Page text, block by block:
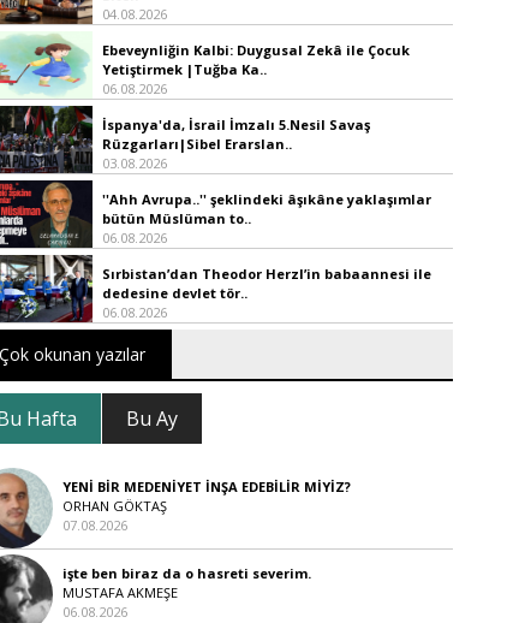
04.08.2026
Ebeveynliğin Kalbi: Duygusal Zekâ ile Çocuk
Yetiştirmek |Tuğba Ka..
06.08.2026
İspanya'da, İsrail İmzalı 5.Nesil Savaş
Rüzgarları|Sibel Erarslan..
03.08.2026
''Ahh Avrupa..'' şeklindeki âşıkâne yaklaşımlar
bütün Müslüman to..
06.08.2026
Sırbistan’dan Theodor Herzl’in babaannesi ile
dedesine devlet tör..
06.08.2026
Çok okunan yazılar
Hafta Bu Ay
YENİ BİR MEDENİYET İNŞA EDEBİLİR MİYİZ?
ORHAN GÖKTAŞ
07.08.2026
işte ben biraz da o hasreti severim.
MUSTAFA AKMEŞE
06.08.2026